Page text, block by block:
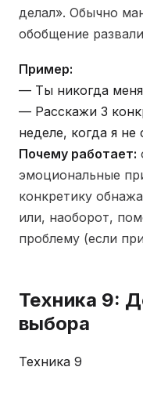
делал». Обычно
обобщение
Пример:
— Ты никогда
— Расскажи 3
неделе, когда я не
Почему работает:
эмоциональные
конкретику
или, наоборот,
проблему (если
Техника 9:
выбора
Техника 9